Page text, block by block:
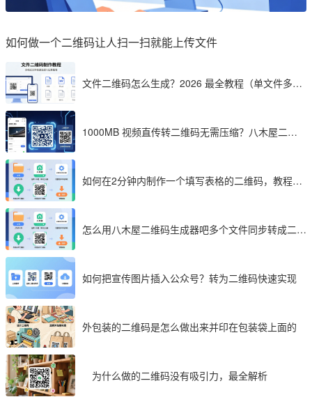
如何做一个二维码让人扫一扫就能上传文件
文件二维码怎么生成？2026 最全教程（单文件多文
1000MB 视频直传转二维码无需压缩？八木屋二维
如何在2分钟内制作一个填写表格的二维码，教程分
怎么用八木屋二维码生成器吧多个文件同步转成二维
如何把宣传图片插入公众号？转为二维码快速实现
外包装的二维码是怎么做出来并印在包装袋上面的
为什么做的二维码没有吸引力，最全解析